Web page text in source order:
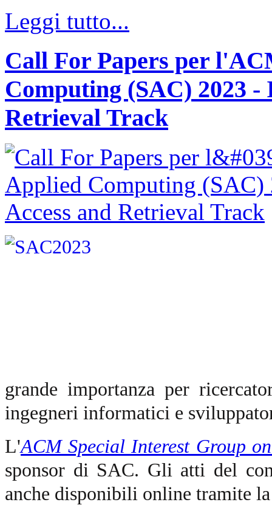
Leggi tutto...
Call For Papers per
Computing (SAC) 2023
Retrieval Track
grande importanza per
ingegneri informatici e
L'ACM Special Interest Group
sponsor di SAC. Gli atti del
anche disponibili online tramite